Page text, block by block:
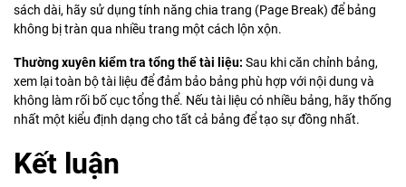
sách dài, hãy sử dụng tính năng chia trang (Page Break) để bảng
không bị tràn qua nhiều trang một cách lộn xộn.
Thường xuyên kiểm tra tổng thể tài liệu: Sau khi căn chỉnh bảng,
xem lại toàn bộ tài liệu để đảm bảo bảng phù hợp với nội dung và
không làm rối bố cục tổng thể. Nếu tài liệu có nhiều bảng, hãy thống
nhất một kiểu định dạng cho tất cả bảng để tạo sự đồng nhất.
Kết luận